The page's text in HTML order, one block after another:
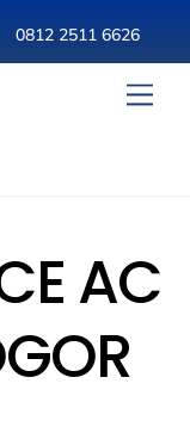
0812 2511 6626
AC